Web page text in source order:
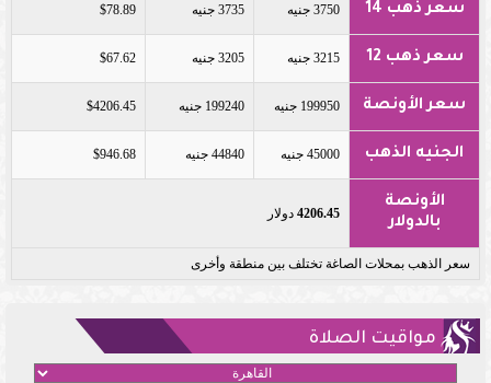
سعر ذهب 14 3750 جنيه 3735 جنيه $78.89
سعر ذهب 12 3215 جنيه 3205 جنيه $67.62
سعر الأونصة 199950 جنيه 199240 جنيه $4206.45
الجنيه الذهب 45000 جنيه 44840 جنيه $946.68
الأونصة
بالدولار
4206.45 دولار
سعر الذهب بمحلات الصاغة تختلف بين منطقة وأخرى
مواقيت الصلاة